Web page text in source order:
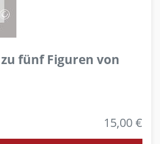
fünf Figuren von
15,00 €